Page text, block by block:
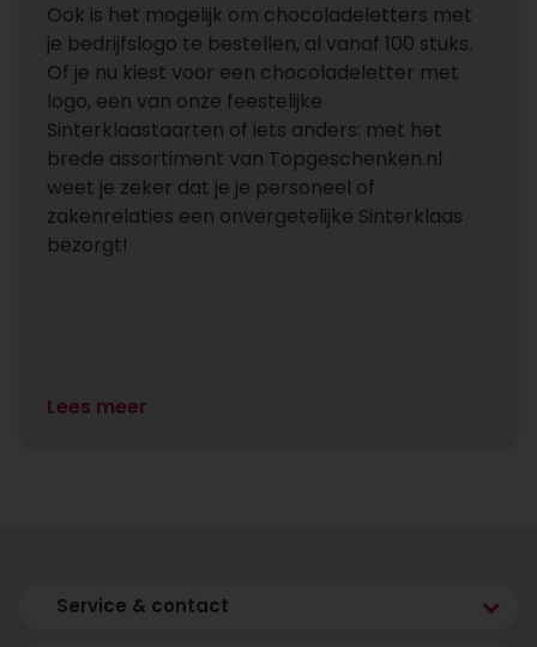
Ook is het mogelijk om chocoladeletters met
je bedrijfslogo te bestellen, al vanaf 100 stuks.
Of je nu kiest voor een chocoladeletter met
logo, een van onze feestelijke
Sinterklaastaarten of iets anders: met het
brede assortiment van Topgeschenken.nl
weet je zeker dat je je personeel of
zakenrelaties een onvergetelijke Sinterklaas
bezorgt!
Lees meer
Service & contact